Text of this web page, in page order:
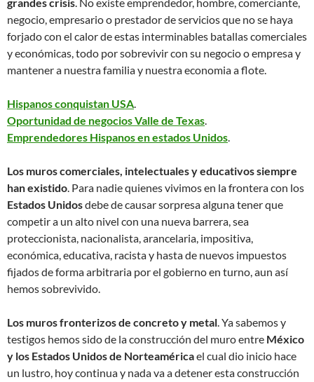
negocio, empresario o prestador de servicios que no se haya
forjado con el calor de estas interminables batallas comerciales
y económicas, todo por sobrevivir con su negocio o empresa y
mantener a nuestra familia y nuestra economia a flote.
Hispanos conquistan USA.
Oportunidad de negocios Valle de Texas.
Emprendedores Hispanos en estados Unidos.
Los muros comerciales, intelectuales y educativos siempre
han existido. Para nadie quienes vivimos en la frontera con los
Estados Unidosdebe de causar sorpresa alguna tener que
competir a un alto nivel con una nueva barrera, sea
proteccionista, nacionalista, arancelaria, impositiva,
económica, educativa, racista y hasta de nuevos impuestos
fijados de forma arbitraria por el gobierno en turno, aun así
hemos sobrevivido.
Los muros fronterizos de concreto y metal. Ya sabemos y
testigos hemos sido de la construcción del muro entre México
y los Estados Unidos de Norteaméricael cual dio inicio hace
un lustro, hoy continua y nada va a detener esta construcción